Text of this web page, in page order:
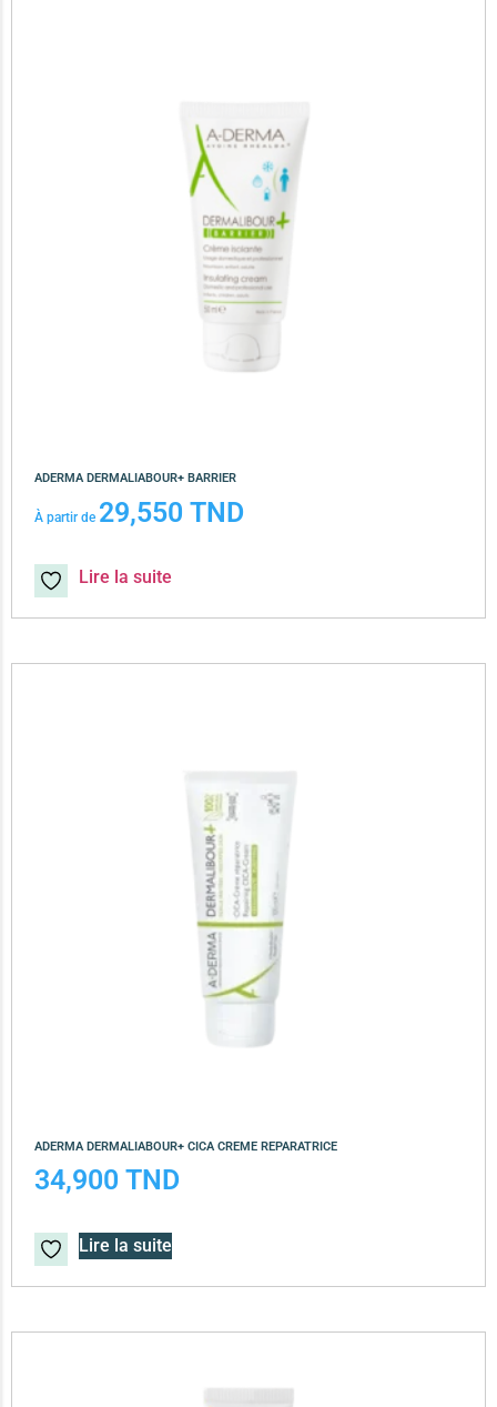
ADERMA DERMALIABOUR+ CICA CREME REPARATRICE
34,900 TND
Lire la suite
ADERMA DERMALIABOUR+ BARRIER
À partir de 29,550 TND
Lire la suite